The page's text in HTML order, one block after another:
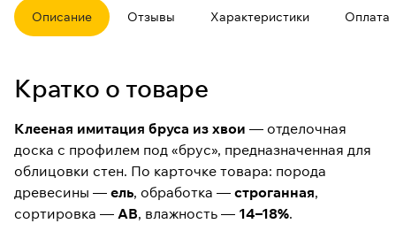
облицовки стен с визуальным
эффектом «бруса». Формат
30×230 мм подходит для ровных
интерьера.
ель, строганная обработка,
влажность 14–18%, сортировка
АВ. Товар в наличии, цена —
2 700 ₽/м² (без учета НДС).
Артикул:1000411
Описание Отзывы Характеристики Оплата
Кратко о товаре
Клееная имитация бруса из хвои — отделочная
доска с профилем под «брус», предназначенная для
облицовки стен. По карточке товара: порода
древесины — ель, обработка — строганная,
сортировка — АВ, влажность — 14–18%.